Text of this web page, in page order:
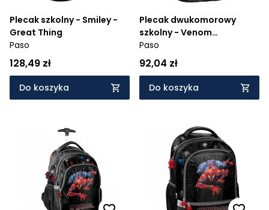
Plecak szkolny - Smiley -
Great Thing
Paso
128,49 zł
Do koszyka
Plecak dwukomorowy
szkolny - Venom
Spiderman
Paso
92,04 zł
Do koszyka